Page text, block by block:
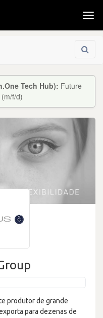
Tech Hub): Future
f/d)
produtor de grande
para dezenas de